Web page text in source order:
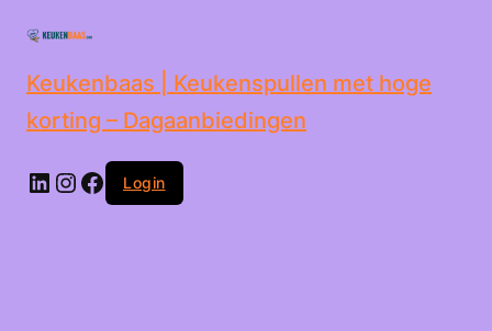
inhoud
Keukenbaas | Keukenspullen met hoge
korting – Dagaanbiedingen
Login